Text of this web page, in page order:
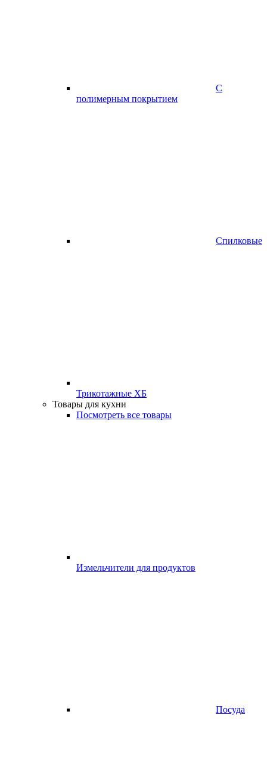
С
полимерным покрытием
Спилковые
Трикотажные ХБ
Товары для кухни
Посмотреть все товары
Измельчители для продуктов
Посуда